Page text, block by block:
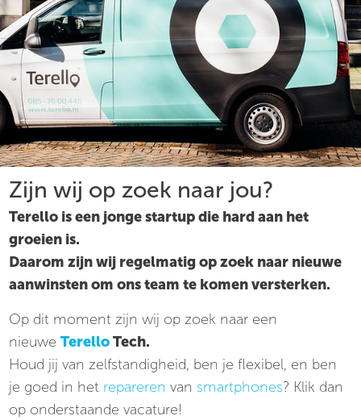
Zijn wij op zoek naar jou?
Terello is een jonge startup die hard aan het
groeien is.
Daarom zijn wij regelmatig op zoek naar nieuwe
aanwinsten om ons team te komen versterken.
Op dit moment zijn wij op zoek naar een
nieuweTerelloTech.
Houd jij van zelfstandigheid, ben je flexibel, en ben
je goed in het repareren van smartphones? Klik dan
op onderstaande vacature!